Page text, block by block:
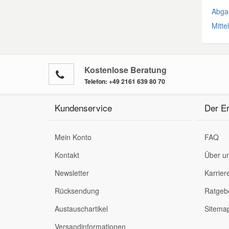
Kostenlose Beratung
Telefon: +49 2161 639 80 70
Kundenservice
Mein Konto
Kontakt
Newsletter
Rücksendung
Austauschartikel
Versandinformationen
Der
FAQ
Über